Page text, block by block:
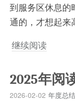
到服务区休息的
通的，才想起
继续阅读
2025年阅
2026-02-02 年度总结